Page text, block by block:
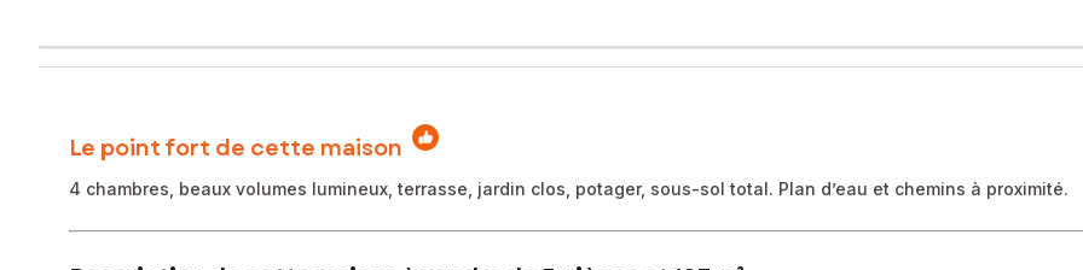
Le point fort de cette maison
4 chambres, beaux volumes lumineux, terrasse, jardin clos, potager, sous-sol total. Plan d’eau et chemins à proximité.